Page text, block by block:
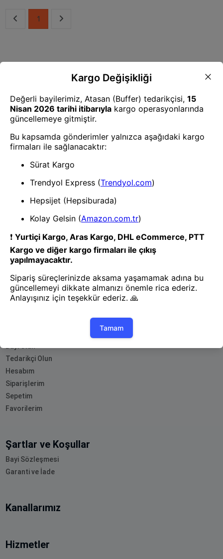
1
- Yenilik ve hızı keşfedin, işinizi
App Store Google Play
Hakkımızda
Akademi
Bilgi Merkezi
Yete Import
Yol Haritamız
Bayi Olun
Tedarikçi Olun
Hesabım
Siparişlerim
Sepetim
Favorilerim
Şartlar ve Koşullar
Bayi Sözleşmesi
Garanti ve İade
Kanallarımız
Hizmetler